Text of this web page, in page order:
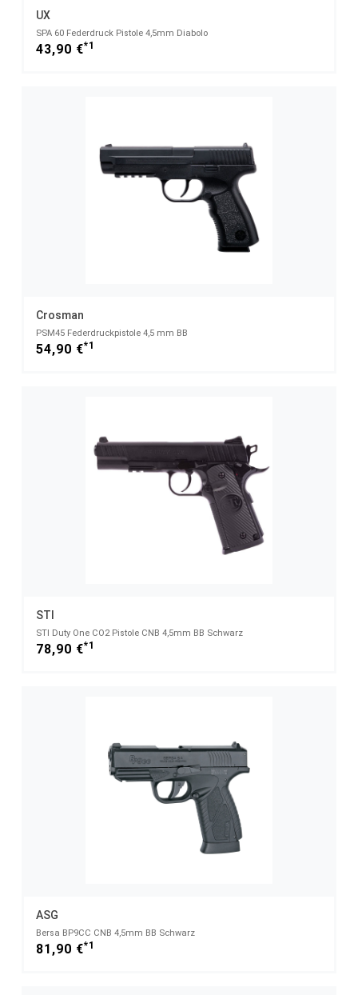
UX
SPA 60 Federdruck Pistole 4,5mm Diabolo
43,90 €*1
Crosman
PSM45 Federdruckpistole 4,5 mm BB
54,90 €*1
STI
STI Duty One CO2 Pistole CNB 4,5mm BB Schwarz
78,90 €*1
ASG
Bersa BP9CC CNB 4,5mm BB Schwarz
81,90 €*1